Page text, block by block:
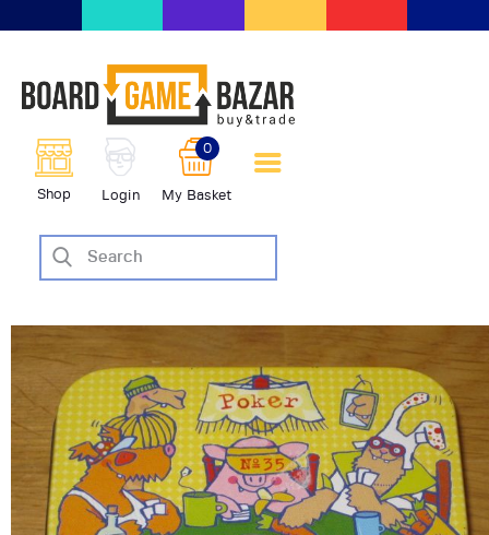
Shop Login My Basket
0
scambio giochi da tavolo
BoardGameBazar
SHOP
VENDI
CASE EDITRICI
AIUTO
BLOG-NEWS
EVENTI